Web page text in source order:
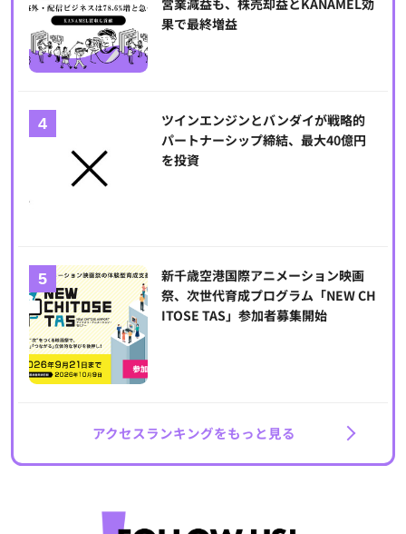
営業減益も、株売却益とKANAMEL効
果で最終増益
ツインエンジンとバンダイが戦略的
パートナーシップ締結、最大40億円
を投資
新千歳空港国際アニメーション映画
祭、次世代育成プログラム「NEW CH
ITOSE TAS」参加者募集開始
アクセスランキングをもっと見る